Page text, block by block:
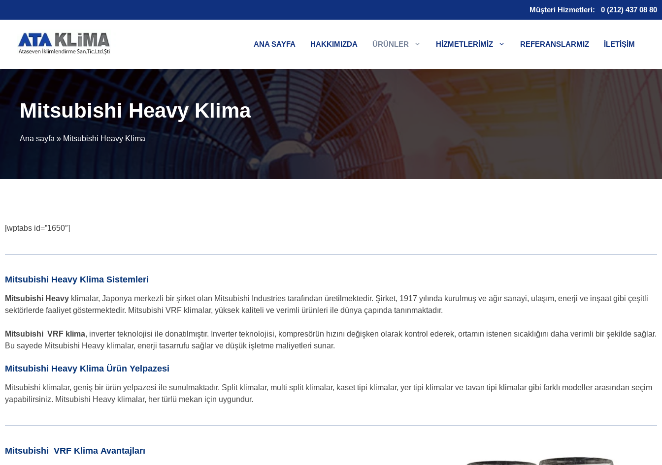
Müşteri Hizmetleri: 0 (212) 437 08 80
ANA SAYFA HAKKIMIZDA ÜRÜNLER HİZMETLERİMİZ REFERANSLARMIZ İLETİŞİM
Mitsubishi Heavy Klima
Ana sayfa » Mitsubishi Heavy Klima
[wptabs id=”1650″]
Mitsubishi Heavy Klima Sistemleri
Mitsubishi Heavy klimalar, Japonya merkezli bir şirket olan Mitsubishi Industries tarafından üretilmektedir. Şirket, 1917 yılında kurulmuş ve ağır sanayi, ulaşım, enerji ve inşaat gibi çeşitli
sektörlerde faaliyet göstermektedir. Mitsubishi VRF klimalar, yüksek kaliteli ve verimli ürünleri ile dünya çapında tanınmaktadır.
Mitsubishi VRF klima, inverter teknolojisi ile donatılmıştır. Inverter teknolojisi, kompresörün hızını değişken olarak kontrol ederek, ortamın istenen sıcaklığını daha verimli bir şekilde sağlar.
Bu sayede Mitsubishi Heavy klimalar, enerji tasarrufu sağlar ve düşük işletme maliyetleri sunar.
Mitsubishi Heavy Klima Ürün Yelpazesi
Mitsubishi klimalar, geniş bir ürün yelpazesi ile sunulmaktadır. Split klimalar, multi split klimalar, kaset tipi klimalar, yer tipi klimalar ve tavan tipi klimalar gibi farklı modeller arasından seçim
yapabilirsiniz. Mitsubishi Heavy klimalar, her türlü mekan için uygundur.
Mitsubishi VRF Klima Avantajları